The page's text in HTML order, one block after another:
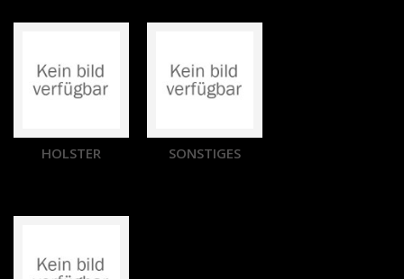
HOLSTER SONSTIGES